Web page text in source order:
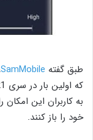
طبق گفته SamMobile
خود را باز کنند.